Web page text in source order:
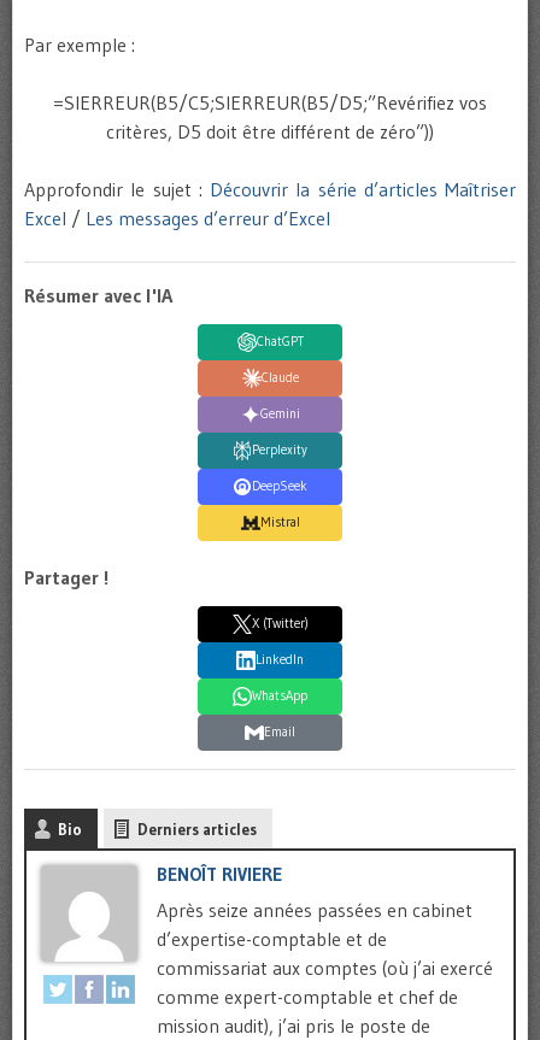
Par exemple :
=SIERREUR(B5/C5;SIERREUR(B5/D5;”Revérifiez vos
critères, D5 doit être différent de zéro”))
Approfondir le sujet : Découvrir la série d’articles Maîtriser
Excel / Les messages d’erreur d’Excel
Résumer avec l'IA
ChatGPT
Claude
Gemini
Perplexity
DeepSeek
Mistral
Partager !
X (Twitter)
LinkedIn
WhatsApp
Email
Bio Derniers articles
BENOÎT RIVIERE
Après seize années passées en cabinet
d’expertise-comptable et de
commissariat aux comptes (où j’ai exercé
comme expert-comptable et chef de
mission audit), j’ai pris le poste de